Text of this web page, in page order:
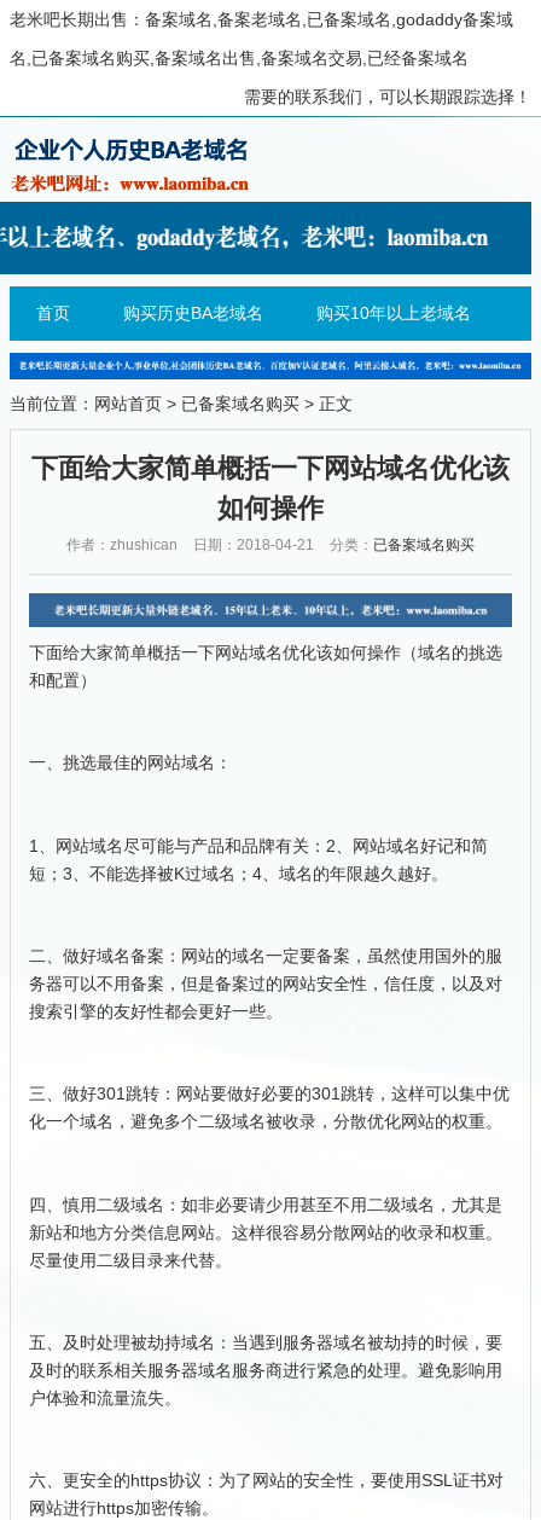
老米吧长期出售：备案域名,备案老域名,已备案域名,godaddy备案域
名,已备案域名购买,备案域名出售,备案域名交易,已经备案域名
需要的联系我们，可以长期跟踪选择！
首页 购买历史BA老域名 购买10年以上老域名
当前位置： 网站首页 > 已备案域名购买 > 正文
下面给大家简单概括一下网站域名优化该
如何操作
作者：zhushican 日期：2018-04-21 分类： 已备案域名购买
下面给大家简单概括一下网站域名优化该如何操作（域名的挑选
和配置）
一、挑选最佳的网站域名：
1、网站域名尽可能与产品和品牌有关：2、网站域名好记和简
短；3、不能选择被K过域名；4、域名的年限越久越好。
二、做好域名备案：网站的域名一定要备案，虽然使用国外的服
务器可以不用备案，但是备案过的网站安全性，信任度，以及对
搜索引擎的友好性都会更好一些。
三、做好301跳转：网站要做好必要的301跳转，这样可以集中优
化一个域名，避免多个二级域名被收录，分散优化网站的权重。
四、慎用二级域名：如非必要请少用甚至不用二级域名，尤其是
新站和地方分类信息网站。这样很容易分散网站的收录和权重。
尽量使用二级目录来代替。
五、及时处理被劫持域名：当遇到服务器域名被劫持的时候，要
及时的联系相关服务器域名服务商进行紧急的处理。避免影响用
户体验和流量流失。
六、更安全的https协议：为了网站的安全性，要使用SSL证书对
网站进行https加密传输。